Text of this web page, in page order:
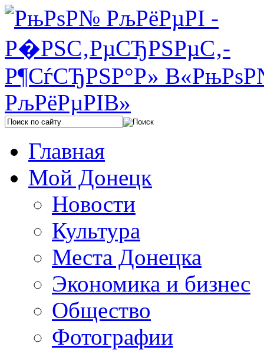
Главная
Мой Донецк
Новости
Культура
Места Донецка
Экономика и бизнес
Общество
Фотографии